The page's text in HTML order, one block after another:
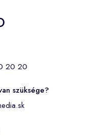
20 20
szüksége?